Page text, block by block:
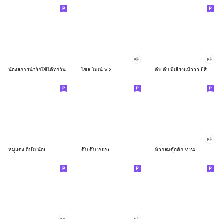
น้องสกายน่ารักใช้ได้ทุกวัน โซล โมเน่ V.2 ดึ๊บ ดึ๊บ มีเสียงแน้ววว ยี่สิบสอง
หมูแดง ฮิปโปน้อย ดึ๊บ ดึ๊บ 2026 หัวกลมดุ๊กดิ๊ก V.24